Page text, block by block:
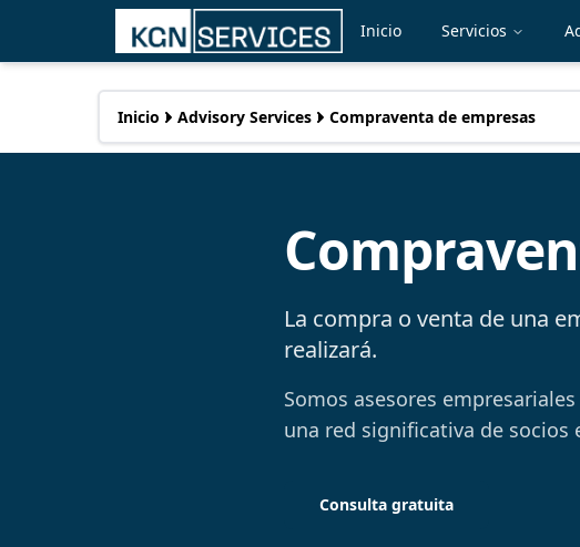
Inicio Servicios
Inicio Advisory Services Compraventa de empresas
La compra o venta de una
realizará.
Somos asesores
una red significativa de socios
Consulta gratuita